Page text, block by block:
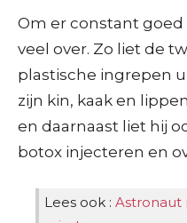
Om er constant
veel over. Zo liet de
plastische ingrepen
zijn kin, kaak en
en daarnaast liet hij
botox injecteren en
Lees ook : Astronaut